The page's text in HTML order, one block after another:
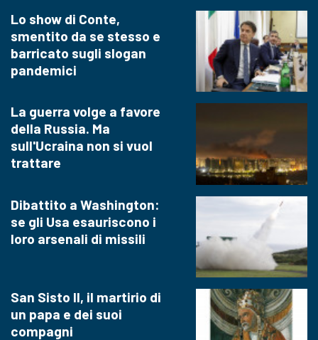
Lo show di Conte,
smentito da se stesso e
barricato sugli slogan
pandemici
La guerra volge a favore
della Russia. Ma
sull'Ucraina non si vuol
trattare
Dibattito a Washington:
se gli Usa esauriscono i
loro arsenali di missili
San Sisto II, il martirio di
un papa e dei suoi
compagni